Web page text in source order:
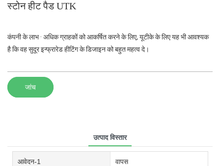
स्टोन हीट पैड UTK
कंपनी के लाभ · अधिक ग्राहकों को आकर्षित करने के लिए, यूटीके के लिए यह भी आवश्यक
है कि वह सुदूर इन्फ्रारेड हीटिंग के डिजाइन को बहुत महत्व दे।
जांच
उत्पाद विस्तार
आवेदन-1 वापस